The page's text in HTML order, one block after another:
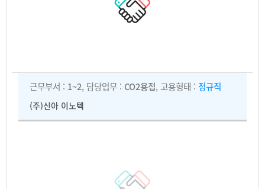
근무부서 : 1~2, 담당업무 : CO2용접, 고용형태 : 정규직
(주)신아 이노텍